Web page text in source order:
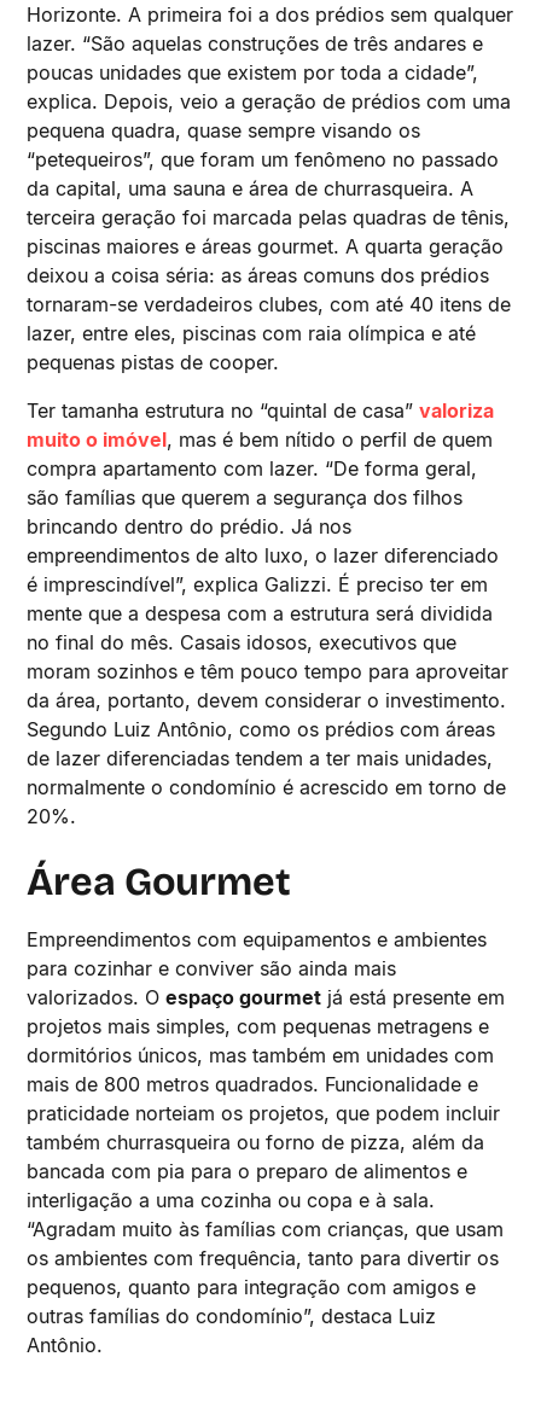
Horizonte. A primeira foi a dos prédios sem qualquer
lazer. “São aquelas construções de três andares e
poucas unidades que existem por toda a cidade”,
explica. Depois, veio a geração de prédios com uma
pequena quadra, quase sempre visando os
“petequeiros”, que foram um fenômeno no passado
da capital, uma sauna e área de churrasqueira. A
terceira geração foi marcada pelas quadras de tênis,
piscinas maiores e áreas gourmet. A quarta geração
deixou a coisa séria: as áreas comuns dos prédios
tornaram-se verdadeiros clubes, com até 40 itens de
lazer, entre eles, piscinas com raia olímpica e até
pequenas pistas de cooper.
Ter tamanha estrutura no “quintal de casa”valoriza
muito o imóvel, mas é bem nítido o perfil de quem
compra apartamento com lazer. “De forma geral,
são famílias que querem a segurança dos filhos
brincando dentro do prédio. Já nos
empreendimentos de alto luxo, o lazer diferenciado
é imprescindível”, explica Galizzi. É preciso ter em
mente que a despesa com a estrutura será dividida
no final do mês. Casais idosos, executivos que
moram sozinhos e têm pouco tempo para aproveitar
da área, portanto, devem considerar o investimento.
Segundo Luiz Antônio, como os prédios com áreas
de lazer diferenciadas tendem a ter mais unidades,
normalmente o condomínio é acrescido em torno de
20%.
Área Gourmet
Empreendimentos com equipamentos e ambientes
para cozinhar e conviver são ainda mais
valorizados. Oespaço gourmet já está presente em
projetos mais simples, com pequenas metragens e
dormitórios únicos, mas também em unidades com
mais de 800 metros quadrados. Funcionalidade e
praticidade norteiam os projetos, que podem incluir
também churrasqueira ou forno de pizza, além da
bancada com pia para o preparo de alimentos e
interligação a uma cozinha ou copa e à sala.
“Agradam muito às famílias com crianças, que usam
os ambientes com frequência, tanto para divertir os
pequenos, quanto para integração com amigos e
outras famílias do condomínio”, destaca Luiz
Antônio.